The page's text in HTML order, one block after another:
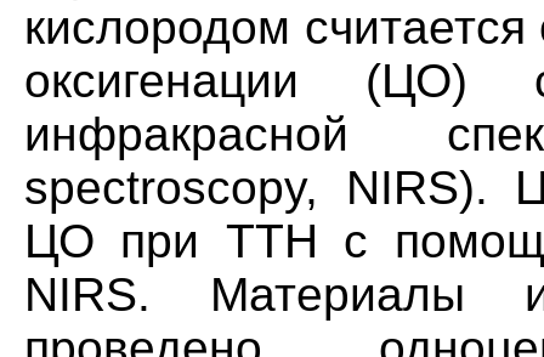
кислородом
оксигенации
инфракрасной
spectroscopy, NIRS).
ЦО при ТТН с
NIRS. Материалы